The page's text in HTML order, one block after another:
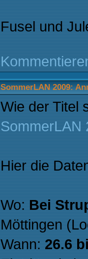
Fusel und
SommerLAN 2009:
Wie der Titel
SommerLAN
Hier die
Wo: Bei
Möttingen
Wann: 26.6